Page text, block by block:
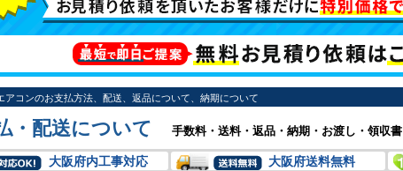
アコンのお支払方法、配送、返品について、納期について
・配送について 手数料・送料・返品・納期・お渡し・領収書
大阪府内工事対応 大阪府送料無料